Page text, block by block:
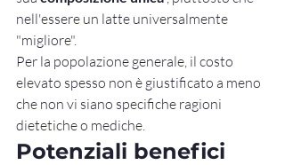
nell'essere un latte universalmente
"migliore".
Per la popolazione generale, il costo
elevato spesso non è giustificato a meno
che non vi siano specifiche ragioni
dietetiche o mediche.
Potenziali benefici